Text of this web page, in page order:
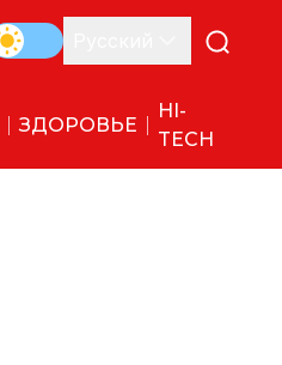
ЗДОРОВЬЕ
HI-
TECH